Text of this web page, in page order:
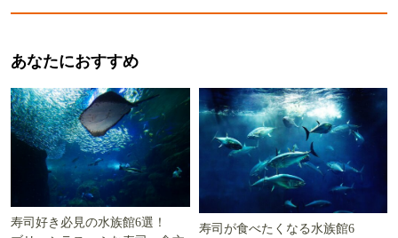
あなたにおすすめ
寿司好き必見の水族館6選！
寿司が食べたくなる水族館6